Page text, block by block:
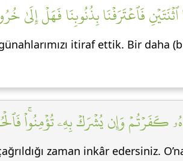
ٱثۡنَتَيۡنِ فَٱعۡتَرَفۡنَا بِذُنُوبِنَا فَهَلۡ إِلَىٰ
itiraf ettik. Bir daha
كَفَرۡتُمۡ وَإِن يُشۡرَكۡ بِهِۦ تُؤۡمِنُواْۚ
zaman inkâr edersiniz.